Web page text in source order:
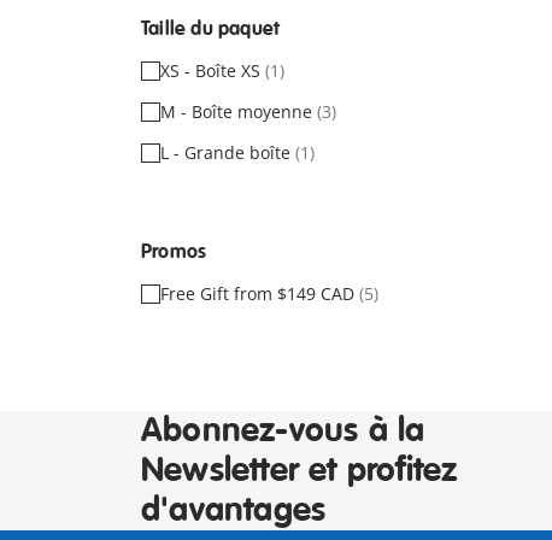
Taille du paquet
XS - Boîte XS (1)
M - Boîte moyenne (3)
L - Grande boîte (1)
Promos
Free Gift from $149 CAD (5)
Abonnez-vous à la
Newsletter et profitez
d'avantages